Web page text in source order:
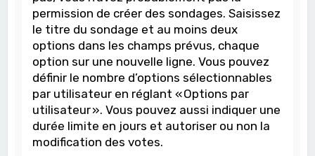
permission de créer des sondages. Saisissez
le titre du sondage et au moins deux
options dans les champs prévus, chaque
option sur une nouvelle ligne. Vous pouvez
définir le nombre d’options sélectionnables
par utilisateur en réglant « Options par
utilisateur ». Vous pouvez aussi indiquer une
durée limite en jours et autoriser ou non la
modification des votes.